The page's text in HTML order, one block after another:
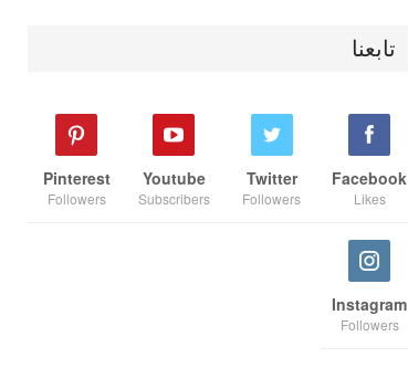
تابعنا
Facebook
Likes
Twitter
Followers
Youtube
Subscribers
Pinterest
Followers
Instagram
Followers